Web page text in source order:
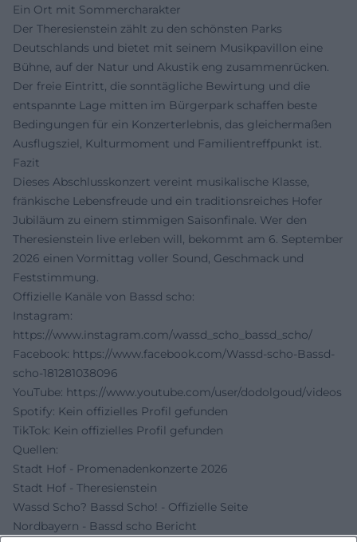
Ein Ort mit Sommercharakter
Der Theresienstein zählt zu den schönsten Parks
Deutschlands und bietet mit seinem Musikpavillon eine
Bühne, auf der Natur und Akustik eng zusammenrücken.
Der freie Eintritt, die sonntägliche Bewirtung und die
entspannte Lage mitten im Bürgerpark schaffen beste
Bedingungen für ein Konzerterlebnis, das gleichermaßen
Ausflugsziel, Kulturmoment und Familientreffpunkt ist.
Fazit
Dieses Abschlusskonzert vereint musikalische Klasse,
fränkische Lebensfreude und ein traditionsreiches Hofer
Jubiläum zu einem stimmigen Saisonfinale. Wer den
Theresienstein live erleben will, bekommt am 6. September
2026 einen Vormittag voller Sound, Geschmack und
Feststimmung.
Offizielle Kanäle von Bassd scho:
Instagram:
https://www.instagram.com/wassd_scho_bassd_scho/
Facebook: https://www.facebook.com/Wassd-scho-Bassd-
scho-181281038096
YouTube: https://www.youtube.com/user/dodolgoud/videos
Spotify: Kein offizielles Profil gefunden
TikTok: Kein offizielles Profil gefunden
Quellen:
Stadt Hof - Promenadenkonzerte 2026
Stadt Hof - Theresienstein
Wassd Scho? Bassd Scho! - Offizielle Seite
Nordbayern - Bassd scho Bericht